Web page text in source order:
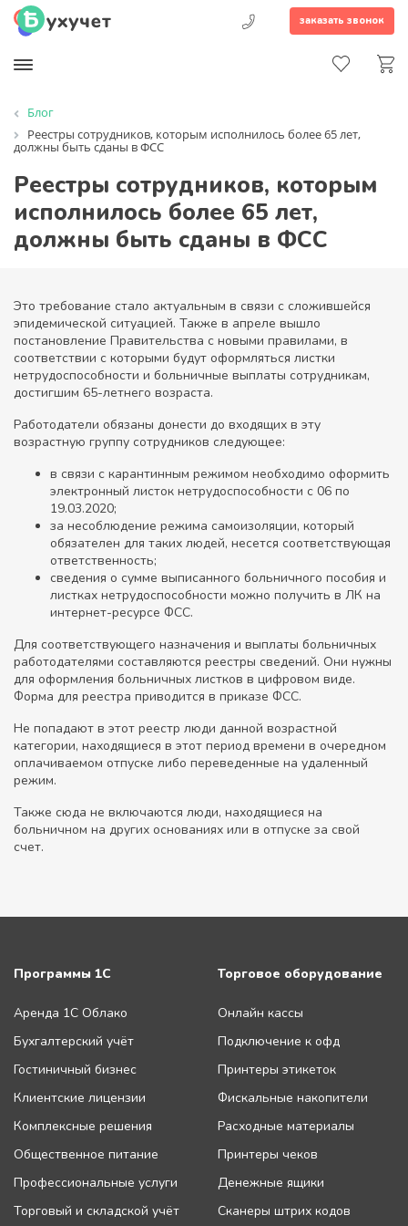
заказать звонок
Блог
Реестры сотрудников, которым исполнилось более 65 лет,
должны быть сданы в ФСС
Реестры сотрудников, которым
исполнилось более 65 лет,
должны быть сданы в ФСС
Это требование стало актуальным в связи с сложившейся
эпидемической ситуацией. Также в апреле вышло
постановление Правительства с новыми правилами, в
соответствии с которыми будут оформляться листки
нетрудоспособности и больничные выплаты сотрудникам,
достигшим 65-летнего возраста.
Работодатели обязаны донести до входящих в эту
возрастную группу сотрудников следующее:
в связи с карантинным режимом необходимо оформить
электронный листок нетрудоспособности с 06 по
19.03.2020;
за несоблюдение режима самоизоляции, который
обязателен для таких людей, несется соответствующая
ответственность;
сведения о сумме выписанного больничного пособия и
листках нетрудоспособности можно получить в ЛК на
интернет-ресурсе ФСС.
Для соответствующего назначения и выплаты больничных
работодателями составляются реестры сведений. Они нужны
для оформления больничных листков в цифровом виде.
Форма для реестра приводится в приказе ФСС.
Не попадают в этот реестр люди данной возрастной
категории, находящиеся в этот период времени в очередном
оплачиваемом отпуске либо переведенные на удаленный
режим.
Также сюда не включаются люди, находящиеся на
больничном на других основаниях или в отпуске за свой
счет.
Программы 1С
Аренда 1С Облако
Бухгалтерский учёт
Гостиничный бизнес
Клиентские лицензии
Комплексные решения
Общественное питание
Профессиональные услуги
Торговый и складской учёт
Торговое оборудование
Онлайн кассы
Подключение к офд
Принтеры этикеток
Фискальные накопители
Расходные материалы
Принтеры чеков
Денежные ящики
Сканеры штрих кодов